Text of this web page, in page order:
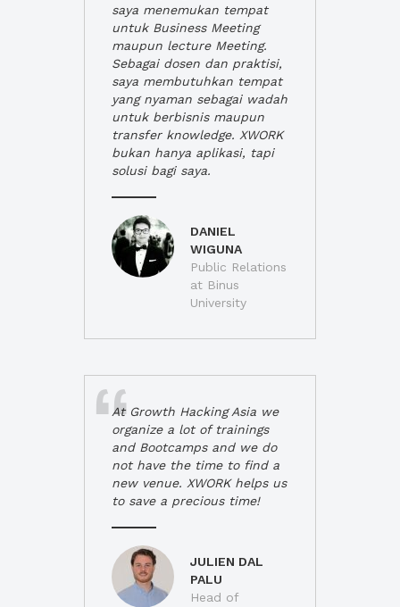
saya menemukan tempat
untuk Business Meeting
maupun lecture Meeting.
Sebagai dosen dan praktisi,
saya membutuhkan tempat
yang nyaman sebagai wadah
untuk berbisnis maupun
transfer knowledge. XWORK
bukan hanya aplikasi, tapi
solusi bagi saya.
DANIEL
WIGUNA
Public Relations
at Binus
University
At Growth Hacking Asia we
organize a lot of trainings
and Bootcamps and we do
not have the time to find a
new venue. XWORK helps us
to save a precious time!
JULIEN DAL
PALU
Head of